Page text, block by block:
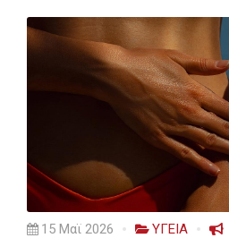
15 Μαϊ 2026 ΥΓΕΙΑ